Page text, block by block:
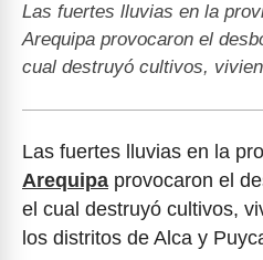
Las fuertes lluvias en la
Arequipa provocaron el
cual destruyó cultivos,
Las fuertes lluvias en la
Arequipa provocaron el
el cual destruyó cultivos,
los distritos de Alca y